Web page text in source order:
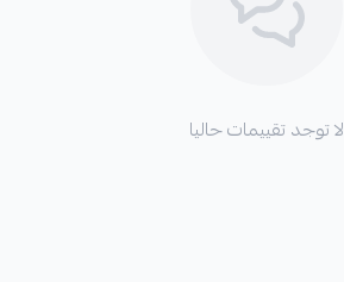
لا توجد تقييمات حاليا